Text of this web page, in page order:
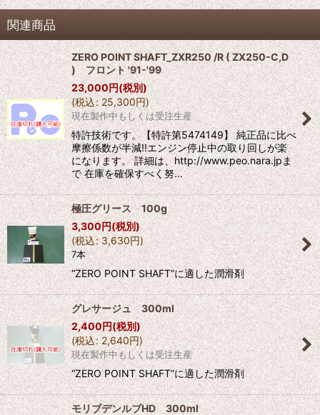
関連商品
ZERO POINT SHAFT_ZXR250 /R ( ZX250-C,D
) フロント '91-'99
23,000円(税別)
(税込: 25,300円)
現在製作中もしくは受注生産
特許技術です。【特許第5474149】 純正品に比べ
摩擦係数が半減!!エンジン停止中の取り回しが楽
になります。 詳細は、http://www.peo.nara.jpま
で 在庫を確保すべく努…
極圧グリース 100g
3,300円(税別)
(税込: 3,630円)
7本
“ZERO POINT SHAFT”に適した潤滑剤
グレサージュ 300ml
2,400円(税別)
(税込: 2,640円)
現在製作中もしくは受注生産
“ZERO POINT SHAFT”に適した潤滑剤
モリブデンルブHD 300ml